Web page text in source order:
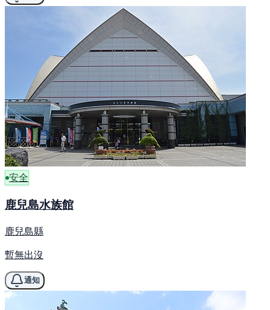
安全
鹿兒島水族館
鹿兒島縣
暫無出沒
通知